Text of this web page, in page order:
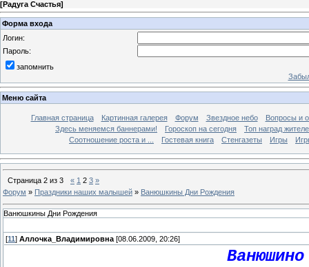
[Радуга Счастья]
Форма входа
Логин:
Пароль:
запомнить
Меню сайта
Главная страница Картинная галерея Форум Звездное небо
Вопросы и
Здесь меняемся баннерами!
Гороскоп на сегодня
Топ наград
Соотношение роста и ...
Гостевая книга Стенгазеты Игры
Страница 2 из 3 « 1 2 3 »
Форум » Праздники наших малышей » Ванюшкины Дни Рождения
Ванюшкины Дни Рождения
[11 ] Аллочка_Владимировна [08.06.2009, 20:26]